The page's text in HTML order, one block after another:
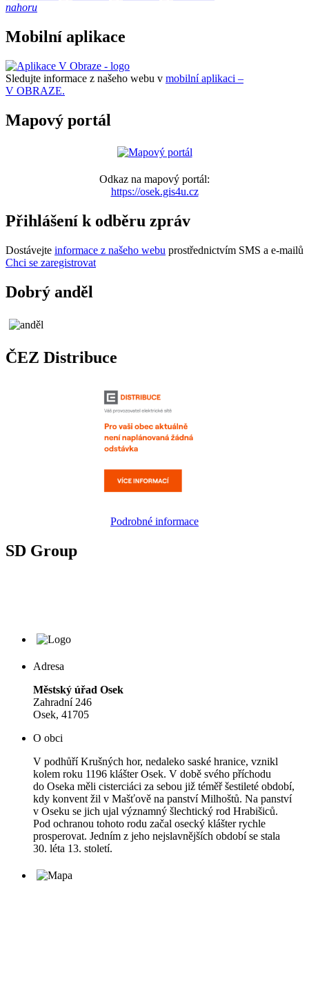
nahoru
Mobilní aplikace
Sledujte informace z našeho webu v mobilní aplikaci –
V OBRAZE.
Mapový portál
Odkaz na mapový portál:
https://osek.gis4u.cz
Přihlášení k odběru zpráv
Dostávejte informace z našeho webu prostřednictvím SMS a e-mailů
Chci se zaregistrovat
Dobrý anděl
ČEZ Distribuce
Podrobné informace
SD Group
Adresa
Městský úřad Osek
Zahradní 246
Osek, 41705
O obci
V podhůří Krušných hor, nedaleko saské hranice, vznikl
kolem roku 1196 klášter Osek. V době svého příchodu
do Oseka měli cisterciáci za sebou již téměř šestileté období,
kdy konvent žil v Mašťově na panství Milhoštů. Na panství
v Oseku se jich ujal významný šlechtický rod Hrabišiců.
Pod ochranou tohoto rodu začal osecký klášter rychle
prosperovat. Jedním z jeho nejslavnějších období se stala
30. léta 13. století.